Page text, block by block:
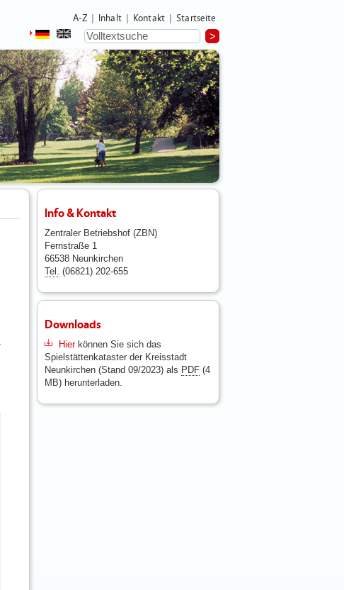
A-Z Inhalt Kontakt Startseite
Info & Kontakt
Zentraler Betriebshof (ZBN)
Fernstraße 1
66538 Neunkirchen
Tel. (06821) 202-655
Downloads
Hierkönnen Sie sich das
Spielstättenkataster der Kreisstadt
Neunkirchen (Stand 09/2023) als PDF(4
MB) herunterladen.